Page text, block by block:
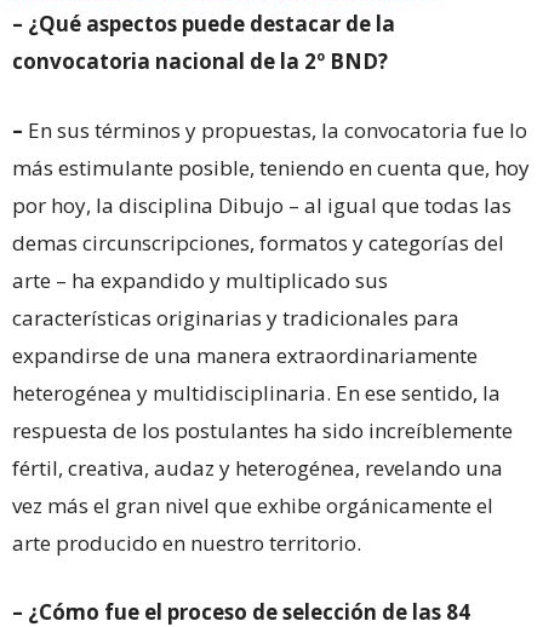
– ¿Qué aspectos puede destacar de la
convocatoria nacional de la 2º BND?
– En sus términos y propuestas, la convocatoria fue lo
más estimulante posible, teniendo en cuenta que, hoy
por hoy, la disciplina Dibujo – al igual que todas las
demas circunscripciones, formatos y categorías del
arte – ha expandido y multiplicado sus
características originarias y tradicionales para
expandirse de una manera extraordinariamente
heterogénea y multidisciplinaria. En ese sentido, la
respuesta de los postulantes ha sido increíblemente
fértil, creativa, audaz y heterogénea, revelando una
vez más el gran nivel que exhibe orgánicamente el
arte producido en nuestro territorio.
– ¿Cómo fue el proceso de selección de las 84